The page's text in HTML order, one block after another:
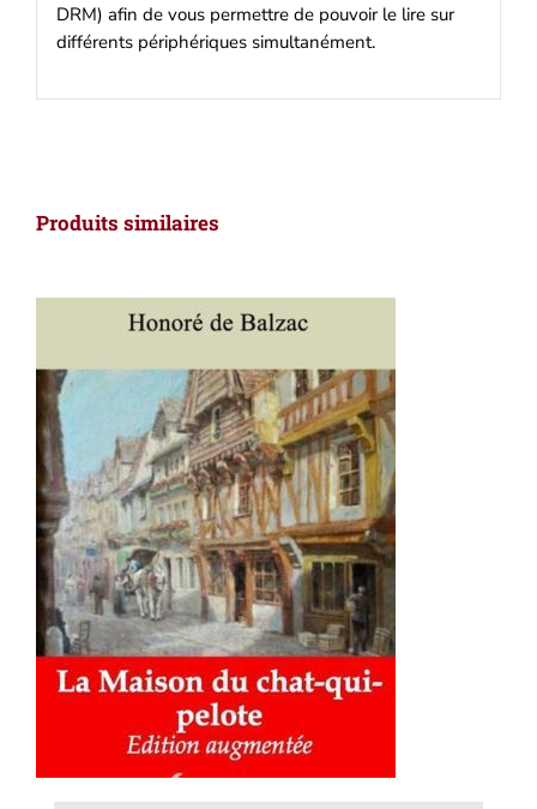
DRM) afin de vous permettre de pouvoir le lire sur
différents périphériques simultanément.
Produits similaires
AJOUTER AU PANIER / DÉTAILS